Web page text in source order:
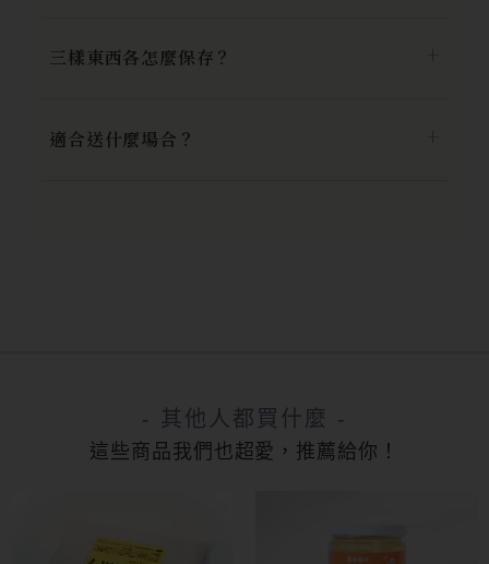
三樣東西各怎麼保存？
適合送什麼場合？
- 其他人都買什麼 -
這些商品我們也超愛，推薦給你！